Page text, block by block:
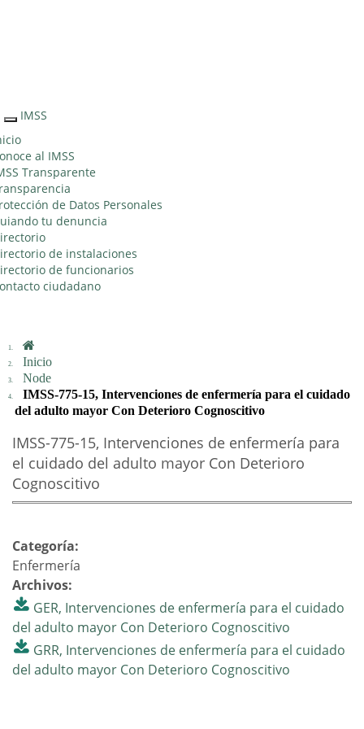
Interruptor
de
Navegación
IMSS
al IMSS
Transparente
de Datos Personales
tu denuncia
de instalaciones
de funcionarios
ciudadano
Inicio
Node
IMSS-775-15, Intervenciones de enfermería para el cuidado
del adulto mayor Con Deterioro Cognoscitivo
IMSS-775-15, Intervenciones de enfermería para
el cuidado del adulto mayor Con Deterioro
Cognoscitivo
Categoría:
Enfermería
Archivos:
GER, Intervenciones de enfermería para el cuidado
del adulto mayor Con Deterioro Cognoscitivo
GRR, Intervenciones de enfermería para el cuidado
del adulto mayor Con Deterioro Cognoscitivo